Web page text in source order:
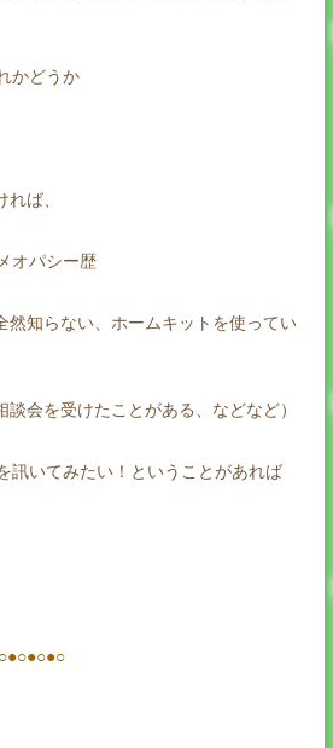
かどうか
、
オパシー歴
い、ホームキットを使ってい
ことがある、などなど）
訊いてみたい！ということがあれば